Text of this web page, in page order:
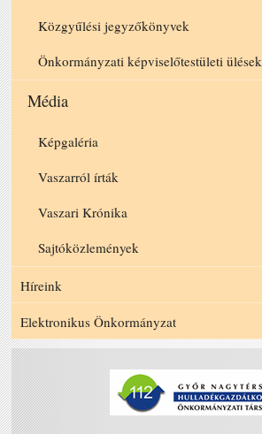
Közgyűlési jegyzőkönyvek
Önkormányzati képviselőtestületi ülések
Média
Képgaléria
Vaszarról írták
Vaszari Krónika
Sajtóközlemények
Híreink
Elektronikus Önkormányzat